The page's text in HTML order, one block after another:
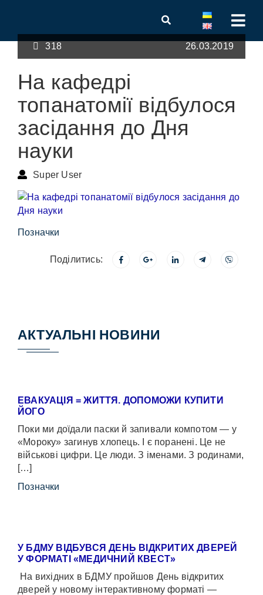
318 26.03.2019
На кафедрі
топанатомії відбулося
засідання до Дня
науки
Super User
Позначки
Поділитись:
АКТУАЛЬНІ НОВИНИ
ЕВАКУАЦІЯ = ЖИТТЯ. ДОПОМОЖИ КУПИТИ
ЙОГО
Поки ми доїдали паски й запивали компотом — у
«Мороку» загинув хлопець. І є поранені. Це не
військові цифри. Це люди. З іменами. З родинами,
[…]
Позначки
У БДМУ ВІДБУВСЯ ДЕНЬ ВІДКРИТИХ ДВЕРЕЙ
У ФОРМАТІ «МЕДИЧНИЙ КВЕСТ»
На вихідних в БДМУ пройшов День відкритих
дверей у новому інтерактивному форматі —